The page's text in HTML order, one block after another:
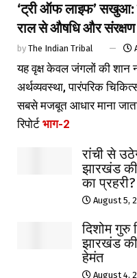
‘ट्री ऑफ लाइफ’ सखुआ:
राल से औषधि और संरक्षण
by The Indian Tribal
यह वृक्ष केवल जंगलों की शान
अर्थव्यवस्था, पारंपरिक
सबसे मजबूत आधार माना
रिपोर्ट भाग-2
रांची से
झारखंड
का प्रहरी?
August 5,
दिशोम गुरु
झारखंड की
हेमंत
August 4,